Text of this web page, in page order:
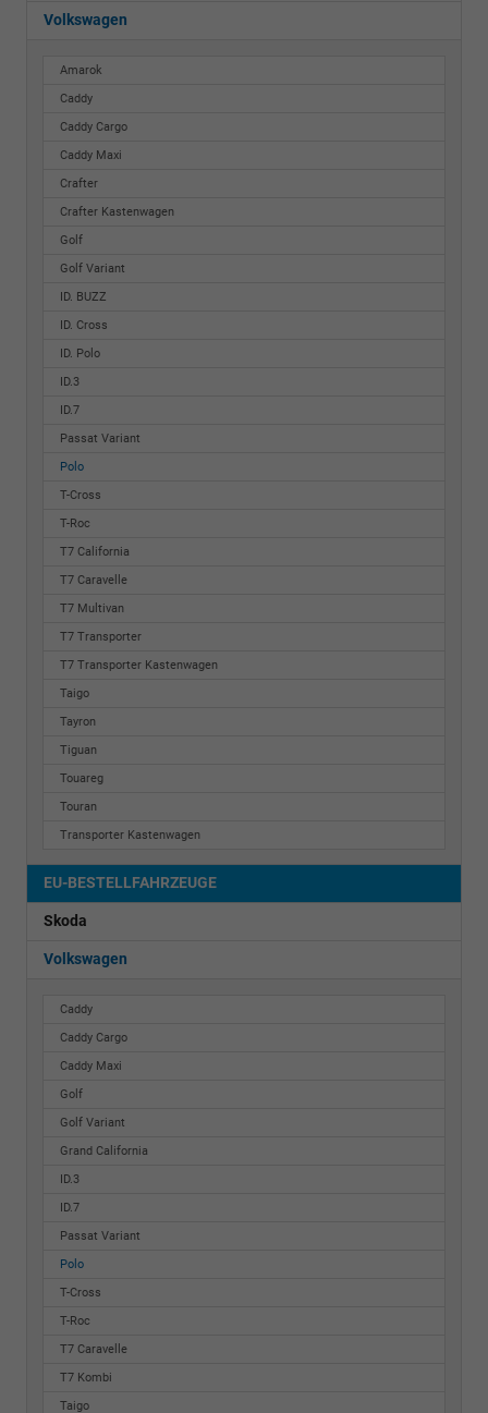
Volkswagen
Amarok
Caddy
Caddy Cargo
Caddy Maxi
Crafter
Crafter Kastenwagen
Golf
Golf Variant
ID. BUZZ
ID. Cross
ID. Polo
ID.3
ID.7
Passat Variant
Polo
T-Cross
T-Roc
T7 California
T7 Caravelle
T7 Multivan
T7 Transporter
T7 Transporter Kastenwagen
Taigo
Tayron
Tiguan
Touareg
Touran
Transporter Kastenwagen
EU-BESTELLFAHRZEUGE
Skoda
Volkswagen
Caddy
Caddy Cargo
Caddy Maxi
Golf
Golf Variant
Grand California
ID.3
ID.7
Passat Variant
Polo
T-Cross
T-Roc
T7 Caravelle
T7 Kombi
Taigo